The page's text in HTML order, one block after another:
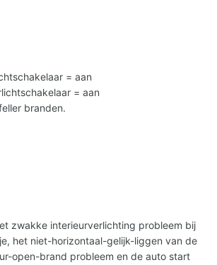
= aan
= aan
branden.
zwakke interieurverlichting probleem bij
het niet-horizontaal-gelijk-liggen van de
open-brand probleem en de auto start